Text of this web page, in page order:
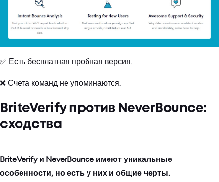
✅ Есть бесплатная пробная версия.
❌ Счета команд не упоминаются.
BriteVerify против NeverBounce:
сходства
BriteVerify и NeverBounce имеют уникальные
особенности, но есть у них и общие черты.